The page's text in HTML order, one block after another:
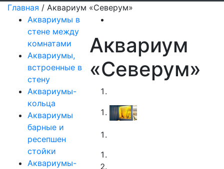
Главная / Аквариум «Северум»
Аквариумы в
стене между
комнатами
Аквариумы,
встроенные в
стену
Аквариумы-
кольца
Аквариумы
барные и
ресепшен
стойки
Аквариумы-
Аквариум
«Северум»